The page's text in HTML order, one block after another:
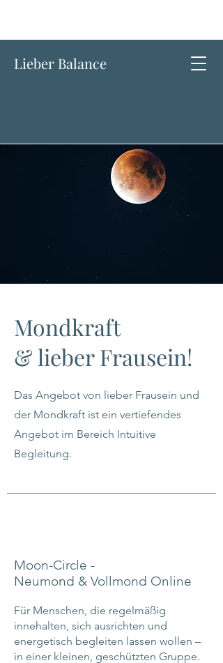
Lieber Balance
Mondkraft
& lieber Frausein!
Das Angebot von lieber Frausein und
der Mondkraft ist ein vertiefendes
Angebot im Bereich Intuitive
Begleitung.
Moon-Circle -
Neumond & Vollmond Online
Für Menschen, die regelmäßig
innehalten, sich ausrichten und
energetisch begleiten lassen wollen –
in einer kleinen, geschützten Gruppe.